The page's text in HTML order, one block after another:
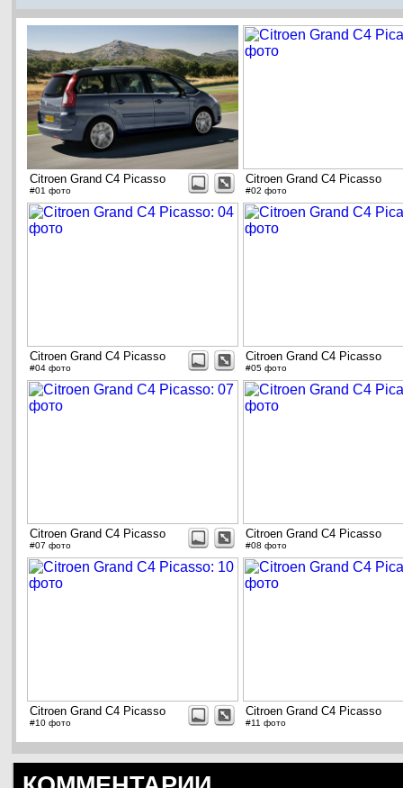
Citroen Grand C4 Picasso
#01 фото
Citroen Grand C4 Picasso
#02 фото
Citroen Grand C4 Picasso
#04 фото
Citroen Grand C4 Picasso
#05 фото
Citroen Grand C4 Picasso
#07 фото
Citroen Grand C4 Picasso
#08 фото
Citroen Grand C4 Picasso
#10 фото
Citroen Grand C4 Picasso
#11 фото